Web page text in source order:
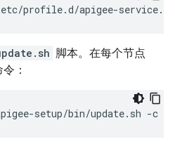
profile.d/apigee-service.sh
脚本。在每个节点
：
setup/bin/update.sh -c